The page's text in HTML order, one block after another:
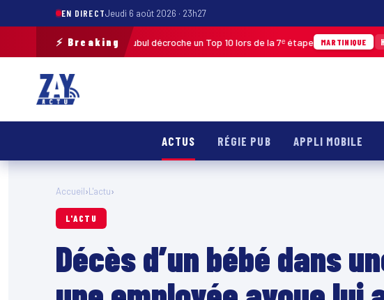
EN DIRECTJeudi 6 août 2026 · 23h27
⚡ Breaking
2026 : Edwin Nubul décroche un Top 10 lors de la 7ᵉ étape MARTINIQUE Hier · 13h48
ACTUS RÉGIE PUB APPLI MOBILE
Accueil›L'actu›
L'ACTU
Décès d’un bébé dans